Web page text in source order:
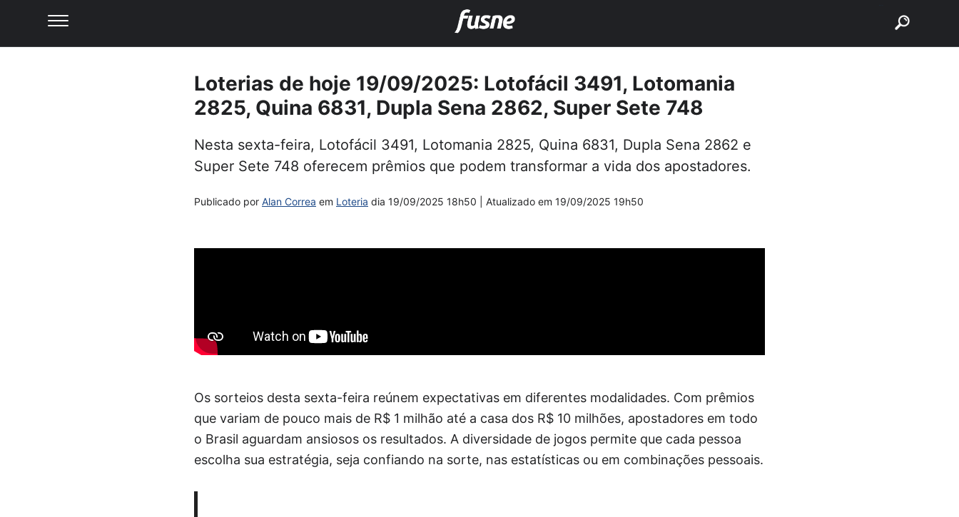
Loterias de hoje 19/09/2025: Lotofácil 3491, Lotomania
2825, Quina 6831, Dupla Sena 2862, Super Sete 748
Nesta sexta-feira, Lotofácil 3491, Lotomania 2825, Quina 6831, Dupla Sena 2862 e
Super Sete 748 oferecem prêmios que podem transformar a vida dos apostadores.
Publicado por Alan Correa em Loteria dia 19/09/2025 18h50 | Atualizado em 19/09/2025 19h50
Os sorteios desta sexta-feira reúnem expectativas em diferentes modalidades. Com prêmios
que variam de pouco mais de R$ 1 milhão até a casa dos R$ 10 milhões, apostadores em todo
o Brasil aguardam ansiosos os resultados. A diversidade de jogos permite que cada pessoa
escolha sua estratégia, seja confiando na sorte, nas estatísticas ou em combinações pessoais.